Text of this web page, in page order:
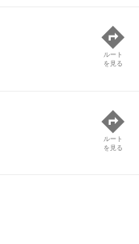
ルート
を見る
ルート
を見る